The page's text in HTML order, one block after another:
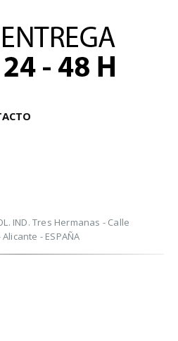
IND. Tres Hermanas - Calle
- ESPAÑA